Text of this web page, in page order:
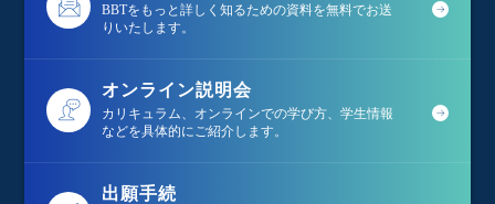
BBTをもっと詳しく知るための資料を無料でお送
りいたします。
オンライン説明会
カリキュラム、オンラインでの学び方、学生情報
などを具体的にご紹介します。
出願手続